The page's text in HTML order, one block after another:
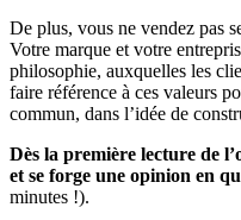
De plus, vous ne vendez pas
Votre marque et votre
philosophie, auxquelles les
faire référence à ces valeurs
commun, dans l’idée de
Dès la première lecture de
et se forge une opinion en
minutes !).